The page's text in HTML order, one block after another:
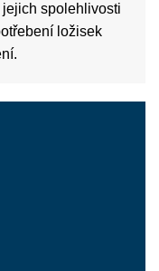
spolehlivosti
ložisek